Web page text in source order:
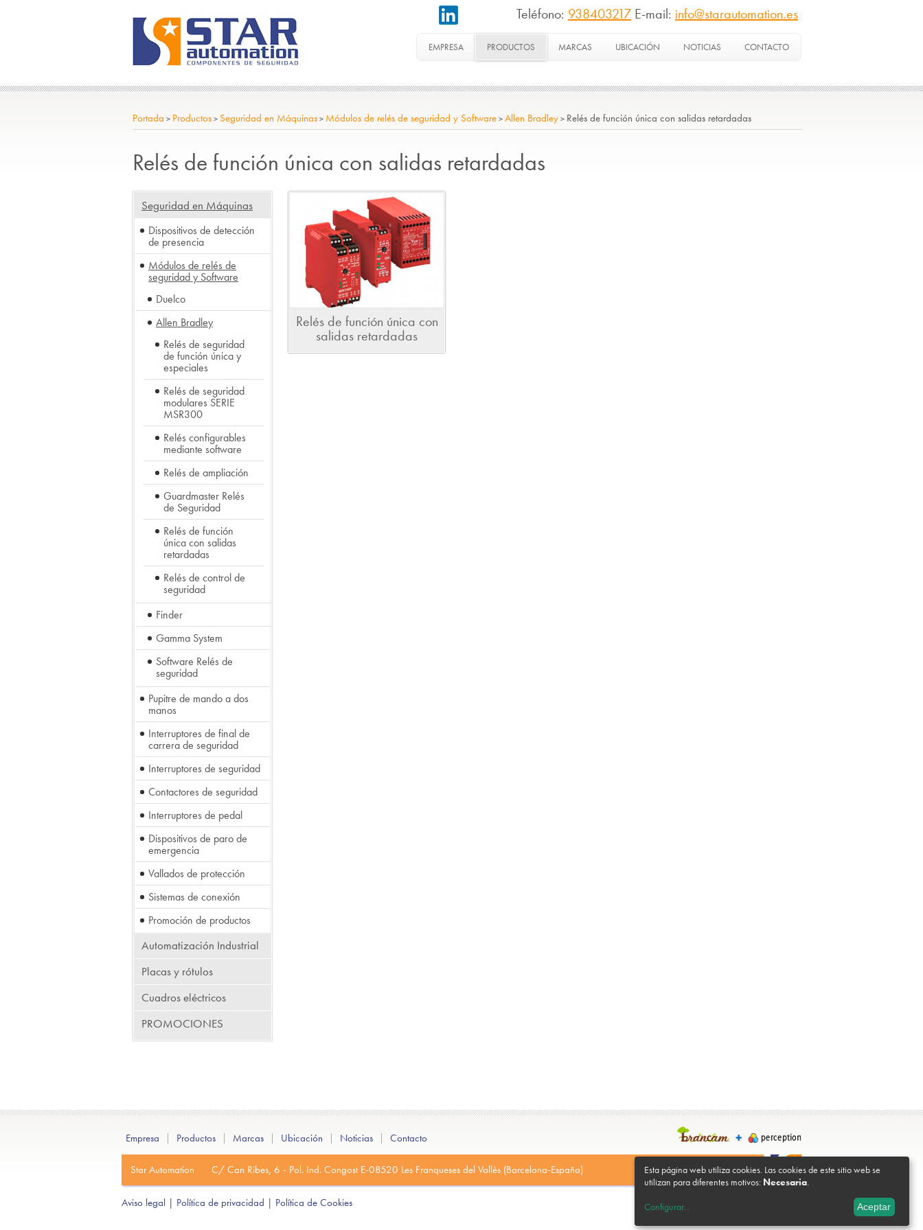
Teléfono: 938403217 E-mail: info@starautomation.es
EMPRESA PRODUCTOS MARCAS UBICACIÓN NOTICIAS CONTACTO
Portada > Productos>Seguridad en Máquinas> Módulos de relés de seguridad y Software>Allen Bradley> Relés de función única con salidas retardadas
Relés de función única con salidas retardadas
Seguridad en Máquinas
Dispositivos de detección
de presencia
Módulos de relés de
seguridad y Software
Duelco
Allen Bradley
Relés de seguridad
de función única y
especiales
Relés de seguridad
modulares SERIE
MSR300
Relés configurables
mediante software
Relés de ampliación
Guardmaster Relés
de Seguridad
Relés de función
única con salidas
retardadas
Relés de control de
seguridad
Finder
Gamma System
Software Relés de
seguridad
Pupitre de mando a dos
manos
Interruptores de final de
carrera de seguridad
Interruptores de seguridad
Contactores de seguridad
Interruptores de pedal
Dispositivos de paro de
emergencia
Vallados de protección
Sistemas de conexión
Promoción de productos
Automatización Industrial
Placas y rótulos
Cuadros eléctricos
PROMOCIONES
Relés de función única con
salidas retardadas
Empresa Productos Marcas Ubicación Noticias Contacto
Star Automation C/ Can Ribes, 6 - Pol. Ind. Congost E-08520 Les Franqueses del Vallès (Barcelona-España)
Aviso legal | Política de privacidad | Política de Cookies
Esta página web utiliza cookies. Las cookies de este sitio web se
utilizan para diferentes motivos: Necesaria.
Configurar... Aceptar